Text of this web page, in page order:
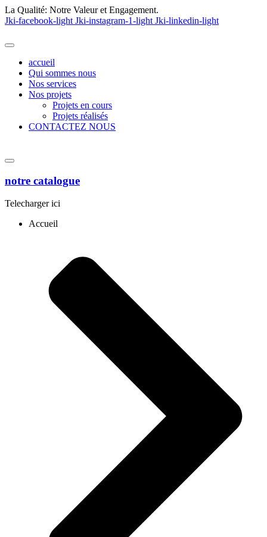
La Qualité: Notre Valeur et Engagement.
Jki-facebook-light Jki-instagram-1-light Jki-linkedin-light
accueil
Qui sommes nous
Nos services
Nos projets
Projets en cours
Projets réalisés
CONTACTEZ NOUS
notre catalogue
Telecharger ici
Accueil